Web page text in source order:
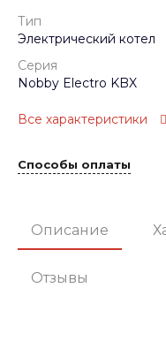
Тип
Электрический котел
Серия
Nobby Electro KBX
Все характеристики
Способы оплаты
Описание
Отзывы